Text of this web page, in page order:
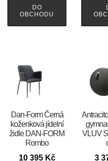
DO
OBCHODU
​​​​​Dan-Form Černá
koženková jídelní
židle DAN-FORM
Rombo
10 395 Kč
VLUV
3